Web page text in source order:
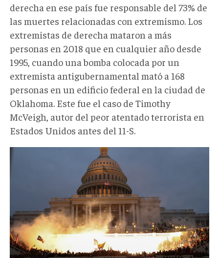
derecha en ese país fue responsable del 73% de
las muertes relacionadas con extremismo. Los
extremistas de derecha mataron a más
personas en 2018 que en cualquier año desde
1995, cuando una bomba colocada por un
extremista antigubernamental mató a 168
personas en un edificio federal en la ciudad de
Oklahoma. Este fue el caso de Timothy
McVeigh, autor del peor atentado terrorista en
Estados Unidos antes del 11-S.
Asalto
capitolio.jpg